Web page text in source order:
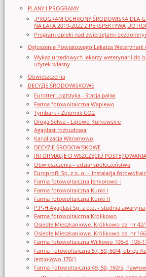
PLANY I PROGRAMY
„PROGRAM OCHRONY ŚRODOWISKA DLA
NA LATA 2019-2022 Z PERSPEKTYWĄ DO
Program opieki nad zwierzętami
Ogloszenie Powiatowego Lekarza Weterynarii
Wykaz urzędowych lekarzy weterynarii do
użytek własny
Obwieszczenia
DECYZJE ŚRODOWISKOWE
Eurotter Logistyka - Stacja paliw
Farma fotowoltaiczna Waplewo
Tymbark - Zbiornik CO2
Droga Selwa - Lipowo Kurkowskie
Agaplast rozbudowa
Kanalizacja Witramowo
DECYZJE ŚRODOWISKOWE
INFORMACJE O WSZCZĘCIU POSTĘPOWANIA
Obwieszczenia - udział społeczeństwa
Europrofil Sp. z o. o. – instalacja
Farma fotowoltaiczna Jemiołowo I
Farma fotowoltaiczna Kunki I
Farma fotowoltaiczna Kunki II
P.P-H.Agaplast Sp. z o.o. - studnia awaryjna
Farma fotowoltaiczna Królikowo
Osiedle Mieszkaniowe, Królikowo dz. nr 42/
Osiedle Mieszkaniowe, Królikowo dz. nr
Farma fotowoltaiczna Wilkowo 106-6, 106-
Farma Fotowoltaiczna 57, 59, 60/4, obręb
Jemiołowo 170/1
Farma Fotowoltaiczna 49, 50, 160/5,